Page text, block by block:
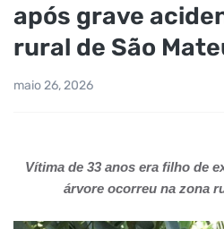
após grave
rural de São
maio 26, 2026
Vítima de 33 anos era filho de
árvore ocorreu na zona